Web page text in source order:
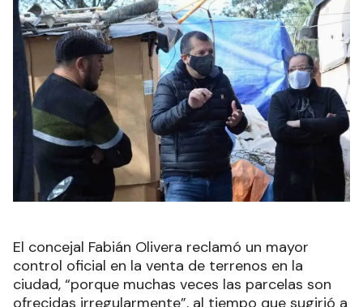
El concejal Fabián Olivera reclamó un mayor
control oficial en la venta de terrenos en la
ciudad, “porque muchas veces las parcelas son
ofrecidas irregularmente”, al tiempo que sugirió a